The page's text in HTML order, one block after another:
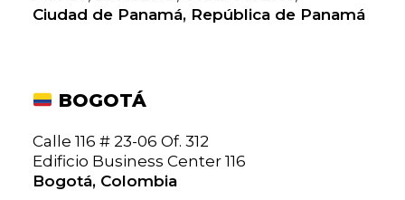
Ciudad de Panamá, República de Panamá
BOGOTÁ
Calle 116 # 23-06 Of. 312
Edificio Business Center 116
Bogotá, Colombia